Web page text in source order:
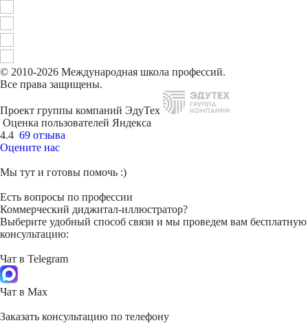
© 2010-2026 Международная школа профессий.
Все права защищены.
Проект группы компаний ЭдуТех
Оценка пользователей Яндекса
4.4 69 отзыва
Оцените нас
Мы тут и готовы помочь :)
Есть вопросы по профессии
Коммерческий диджитал-иллюстратор?
Выберите удобный способ связи и мы проведем вам бесплатную
консультацию:
Чат в Telegram
Чат в Max
Заказать консультацию по телефону